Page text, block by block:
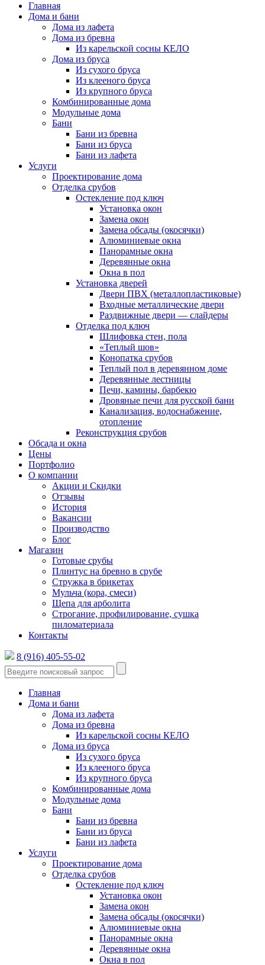
Главная
Дома и бани
Дома из лафета
Дома из бревна
Из карельской сосны КЕЛО
Дома из бруса
Из сухого бруса
Из клееного бруса
Из крупного бруса
Комбинированные дома
Модульные дома
Бани
Бани из бревна
Бани из бруса
Бани из лафета
Услуги
Проектирование дома
Отделка срубов
Остекление под ключ
Установка окон
Замена окон
Замена обсады (окосячки)
Алюминиевые окна
Панорамные окна
Деревянные окна
Окна в пол
Установка дверей
Двери ПВХ (металлопластиковые)
Входные металлические двери
Раздвижные двери — слайдеры
Отделка под ключ
Шлифовка стен, пола
«Теплый шов»
Конопатка срубов
Теплый пол в деревянном доме
Деревянные лестницы
Печи, камины, барбекю
Дровяные печи для русской бани
Канализация, водоснабжение,
отопление
Реконструкция срубов
Обсада и окна
Цены
Портфолио
О компании
Акции и Скидки
Отзывы
История
Вакансии
Производство
Блог
Магазин
Готовые срубы
Плинтус на бревно в срубе
Стружка в брикетах
Мульча (кора, смеси)
Щепа для арболита
Строгание, профилирование, сушка
пиломатериала
Контакты
8 (916) 405-55-02
Главная
Дома и бани
Дома из лафета
Дома из бревна
Из карельской сосны КЕЛО
Дома из бруса
Из сухого бруса
Из клееного бруса
Из крупного бруса
Комбинированные дома
Модульные дома
Бани
Бани из бревна
Бани из бруса
Бани из лафета
Услуги
Проектирование дома
Отделка срубов
Остекление под ключ
Установка окон
Замена окон
Замена обсады (окосячки)
Алюминиевые окна
Панорамные окна
Деревянные окна
Окна в пол